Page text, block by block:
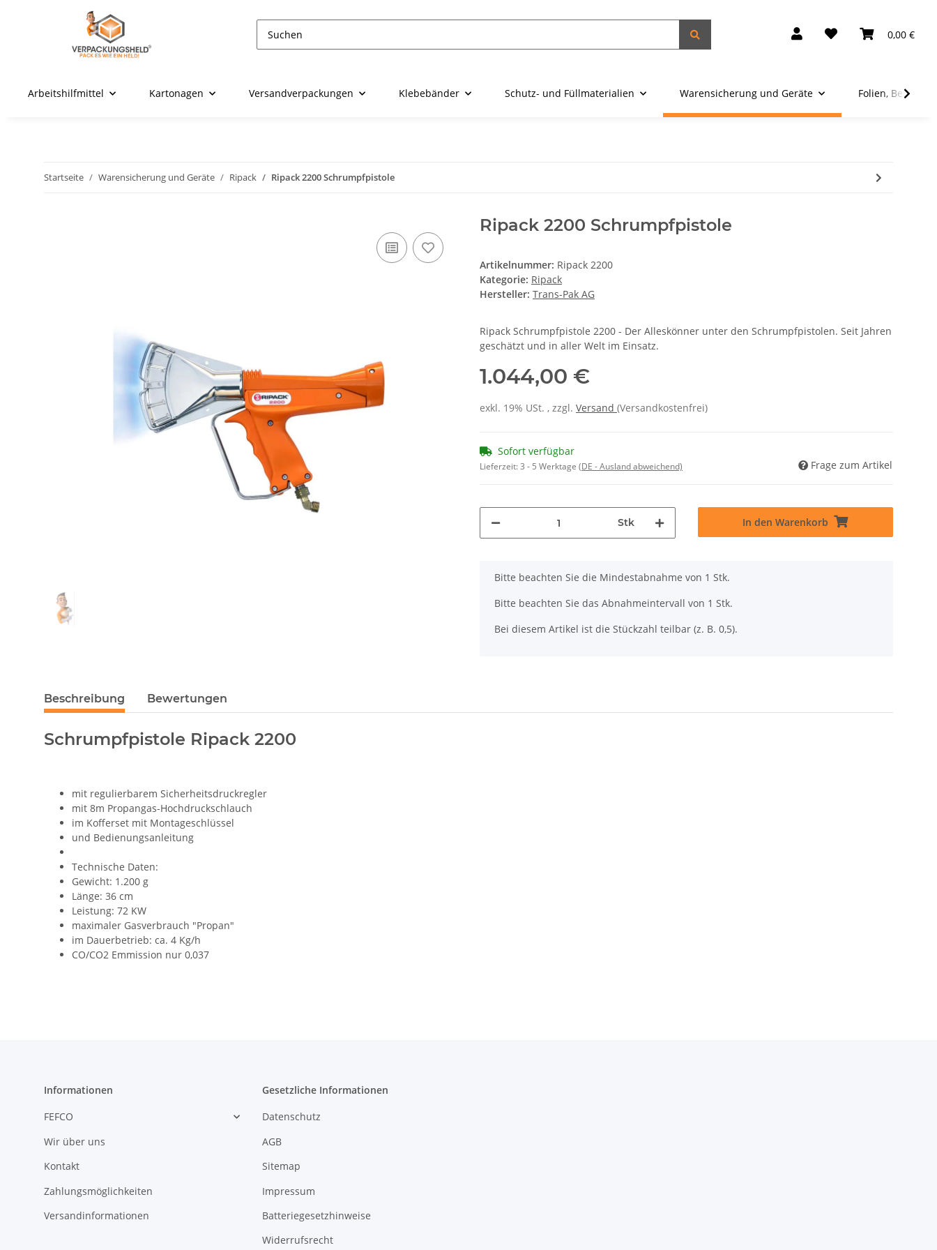
0,00 €
Arbeitshilfmittel Kartonagen Versandverpackungen Klebebänder Schutz- und Füllmaterialien Warensicherung und Geräte Folien, Beutel
Startseite Warensicherung und Geräte Ripack Ripack 2200 Schrumpfpistole
Ripack 2200 Schrumpfpistole
Artikelnummer: Ripack 2200
Kategorie: Ripack
Hersteller: Trans-Pak AG
Ripack Schrumpfpistole 2200 - Der Alleskönner unter den Schrumpfpistolen. Seit Jahren
geschätzt und in aller Welt im Einsatz.
1.044,00 €
exkl. 19% USt. , zzgl. Versand (Versandkostenfrei)
Sofort verfügbar
Lieferzeit:3 - 5 Werktage (DE - Ausland abweichend) Frage zum Artikel
Stk In den Warenkorb
x
Bitte beachten Sie die Mindestabnahme von 1 Stk.
Bitte beachten Sie das Abnahmeintervall von 1 Stk.
Bei diesem Artikel ist die Stückzahl teilbar (z. B. 0,5).
Beschreibung Bewertungen
Schrumpfpistole Ripack 2200
mit regulierbarem Sicherheitsdruckregler
mit 8m Propangas-Hochdruckschlauch
im Kofferset mit Montageschlüssel
und Bedienungsanleitung
Technische Daten:
Gewicht: 1.200 g
Länge: 36 cm
Leistung: 72 KW
maximaler Gasverbrauch "Propan"
im Dauerbetrieb: ca. 4 Kg/h
CO/CO2 Emmission nur 0,037
Informationen
FEFCO
Wir über uns
Kontakt
Zahlungsmöglichkeiten
Versandinformationen
Gesetzliche Informationen
Datenschutz
AGB
Sitemap
Impressum
Batteriegesetzhinweise
Widerrufsrecht